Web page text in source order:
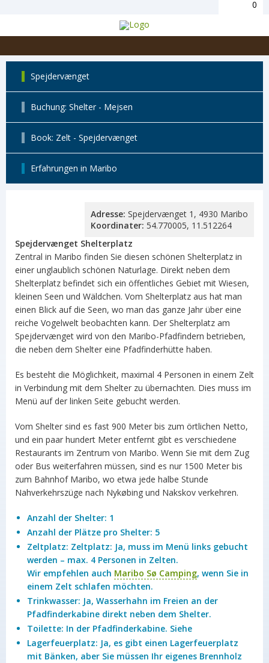
0
Spejdervænget
Buchung: Shelter - Mejsen
Book: Zelt - Spejdervænget
Erfahrungen in Maribo
Adresse: Spejdervænget 1, 4930 Maribo
Koordinater: 54.770005, 11.512264
Spejdervænget Shelterplatz
Zentral in Maribo finden Sie diesen schönen Shelterplatz in
einer unglaublich schönen Naturlage. Direkt neben dem
Shelterplatz befindet sich ein öffentliches Gebiet mit Wiesen,
kleinen Seen und Wäldchen. Vom Shelterplatz aus hat man
einen Blick auf die Seen, wo man das ganze Jahr über eine
reiche Vogelwelt beobachten kann. Der Shelterplatz am
Spejdervænget wird von den Maribo-Pfadfindern betrieben,
die neben dem Shelter eine Pfadfinderhütte haben.
Es besteht die Möglichkeit, maximal 4 Personen in einem Zelt
in Verbindung mit dem Shelter zu übernachten. Dies muss im
Menü auf der linken Seite gebucht werden.
Vom Shelter sind es fast 900 Meter bis zum örtlichen Netto,
und ein paar hundert Meter entfernt gibt es verschiedene
Restaurants im Zentrum von Maribo. Wenn Sie mit dem Zug
oder Bus weiterfahren müssen, sind es nur 1500 Meter bis
zum Bahnhof Maribo, wo etwa jede halbe Stunde
Nahverkehrszüge nach Nykøbing und Nakskov verkehren.
Anzahl der Shelter: 1
Anzahl der Plätze pro Shelter: 5
Zeltplatz: Zeltplatz: Ja, muss im Menü links gebucht
werden – max. 4 Personen in Zelten.
Wir empfehlen auch Maribo Sø Camping, wenn Sie in
einem Zelt schlafen möchten.
Trinkwasser: Ja, Wasserhahn im Freien an der
Pfadfinderkabine direkt neben dem Shelter.
Toilette: In der Pfadfinderkabine. Siehe
Lagerfeuerplatz: Ja, es gibt einen Lagerfeuerplatz
mit Bänken, aber Sie müssen Ihr eigenes Brennholz